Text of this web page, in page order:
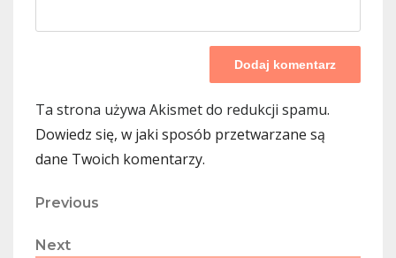
Ta strona używa Akismet do redukcji spamu.
Dowiedz się, w jaki sposób przetwarzane są
dane Twoich komentarzy.
Nawigacja
wpisu
Previous
Previous
Next
Next